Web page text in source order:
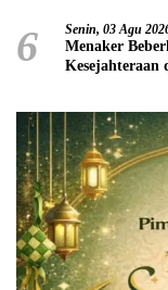
6 Senin, 03 Agu
Menaker
Kesejahteraan